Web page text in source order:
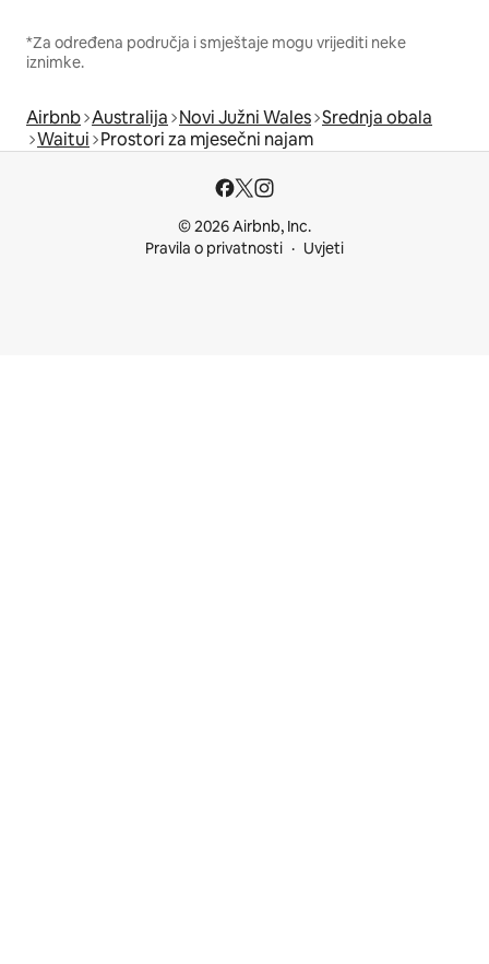
*Za određena područja i smještaje mogu vrijediti neke
iznimke.
Airbnb Australija Novi Južni Wales Srednja obala
Waitui Prostori za mjesečni najam
© 2026 Airbnb, Inc.
Pravila o privatnosti
Uvjeti